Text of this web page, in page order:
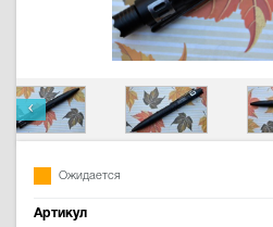
Ожидается
Артикул